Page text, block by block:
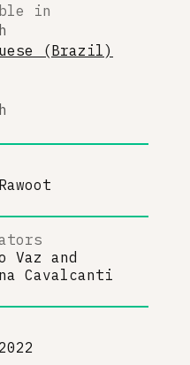
in
(Brazil)
Vaz
and
Cavalcanti